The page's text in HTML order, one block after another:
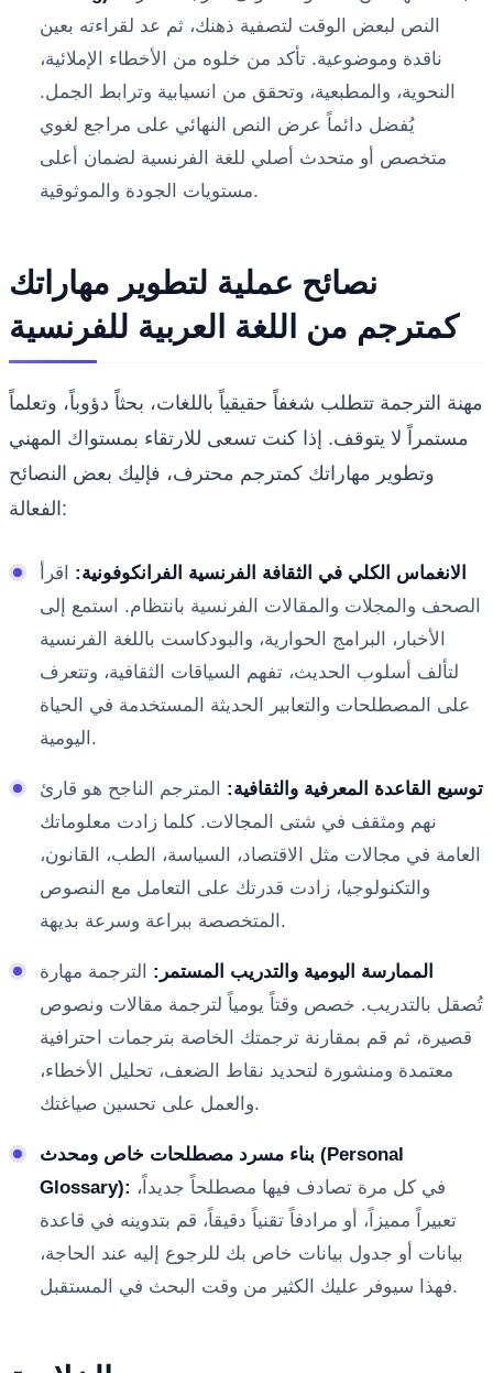
النص لبعض الوقت لتصفية ذهنك، ثم عد لقراءته بعين
ناقدة وموضوعية. تأكد من خلوه من الأخطاء الإملائية،
النحوية، والمطبعية، وتحقق من انسيابية وترابط الجمل.
يُفضل دائماً عرض النص النهائي على مراجع لغوي
متخصص أو متحدث أصلي للغة الفرنسية لضمان أعلى
مستويات الجودة والموثوقية.
نصائح عملية لتطوير مهاراتك
كمترجم من اللغة العربية للفرنسية
مهنة الترجمة تتطلب شغفاً حقيقياً باللغات، بحثاً دؤوباً، وتعلماً
مستمراً لا يتوقف. إذا كنت تسعى للارتقاء بمستواك المهني
وتطوير مهاراتك كمترجم محترف، فإليك بعض النصائح
الفعالة:
الانغماس الكلي في الثقافة الفرنسية الفرانكوفونية: اقرأ
الصحف والمجلات والمقالات الفرنسية بانتظام. استمع إلى
الأخبار، البرامج الحوارية، والبودكاست باللغة الفرنسية
لتألف أسلوب الحديث، تفهم السياقات الثقافية، وتتعرف
على المصطلحات والتعابير الحديثة المستخدمة في الحياة
اليومية.
توسيع القاعدة المعرفية والثقافية: المترجم الناجح هو قارئ
نهم ومثقف في شتى المجالات. كلما زادت معلوماتك
العامة في مجالات مثل الاقتصاد، السياسة، الطب، القانون،
والتكنولوجيا، زادت قدرتك على التعامل مع النصوص
المتخصصة ببراعة وسرعة بديهة.
الممارسة اليومية والتدريب المستمر: الترجمة مهارة
تُصقل بالتدريب. خصص وقتاً يومياً لترجمة مقالات ونصوص
قصيرة، ثم قم بمقارنة ترجمتك الخاصة بترجمات احترافية
معتمدة ومنشورة لتحديد نقاط الضعف، تحليل الأخطاء،
والعمل على تحسين صياغتك.
بناء مسرد مصطلحات خاص ومحدث (Personal
Glossary):
تعبيراً مميزاً، أو مرادفاً تقنياً دقيقاً، قم بتدوينه في قاعدة
بيانات أو جدول بيانات خاص بك للرجوع إليه عند الحاجة،
فهذا سيوفر عليك الكثير من وقت البحث في المستقبل.